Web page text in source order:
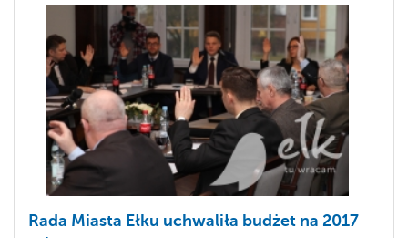
Rada Miasta Ełku uchwaliła budżet na 2017